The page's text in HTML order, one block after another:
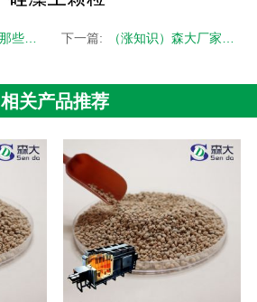
硅藻土都应用于那些行业？ 下一篇:
相关产品推荐